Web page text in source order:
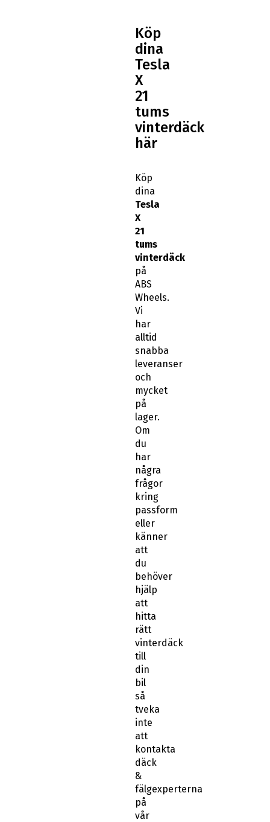
Köp
dina
Tesla
X
21
tums
vinterdäck
här
Köp
dina
Tesla
X
21
tums
vinterdäck
på
ABS
Wheels.
Vi
har
alltid
snabba
leveranser
och
mycket
på
lager.
Om
du
har
några
frågor
kring
passform
eller
känner
att
du
behöver
hjälp
att
hitta
rätt
vinterdäck
till
din
bil
så
tveka
inte
att
kontakta
däck
&
fälgexperterna
på
vår